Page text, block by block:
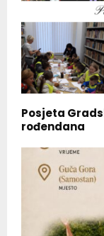
Posjeta
rođendana